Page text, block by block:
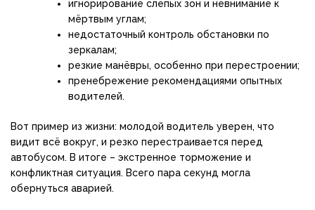
игнорирование слепых зон и невнимание к
мёртвым углам;
недостаточный контроль обстановки по
зеркалам;
резкие манёвры, особенно при перестроении;
пренебрежение рекомендациями опытных
водителей.
Вот пример из жизни: молодой водитель уверен, что
видит всё вокруг, и резко перестраивается перед
автобусом. В итоге – экстренное торможение и
конфликтная ситуация. Всего пара секунд могла
обернуться аварией.